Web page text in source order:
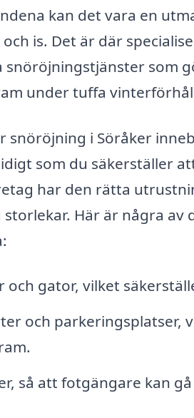
kan det vara en
is. Det är där
snöröjningstjänster som
under tuffa
i Söråker
som du säkerställer
har den rätta
Här är några
och gator, vilket
och parkeringsplatser,
så att fotgängare kan